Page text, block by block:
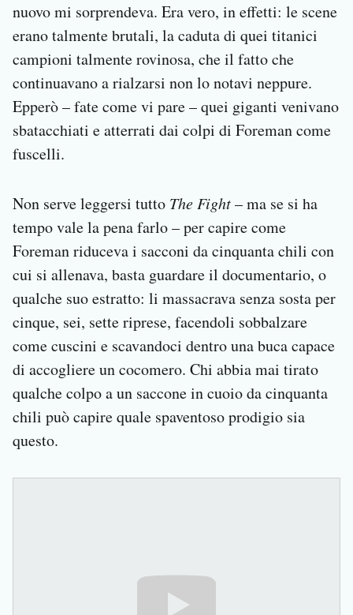
nuovo mi sorprendeva. Era vero, in effetti: le scene
erano talmente brutali, la caduta di quei titanici
campioni talmente rovinosa, che il fatto che
continuavano a rialzarsi non lo notavi neppure.
Epperò – fate come vi pare – quei giganti venivano
sbatacchiati e atterrati dai colpi di Foreman come
fuscelli.
Non serve leggersi tutto The Fight– ma se si ha
tempo vale la pena farlo – per capire come
Foreman riduceva i sacconi da cinquanta chili con
cui si allenava, basta guardare il documentario, o
qualche suo estratto: li massacrava senza sosta per
cinque, sei, sette riprese, facendoli sobbalzare
come cuscini e scavandoci dentro una buca capace
di accogliere un cocomero. Chi abbia mai tirato
qualche colpo a un saccone in cuoio da cinquanta
chili può capire quale spaventoso prodigio sia
questo.